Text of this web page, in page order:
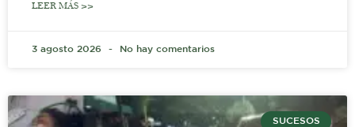
LEER MÁS >>
3 agosto 2026 No hay comentarios
SUCESOS